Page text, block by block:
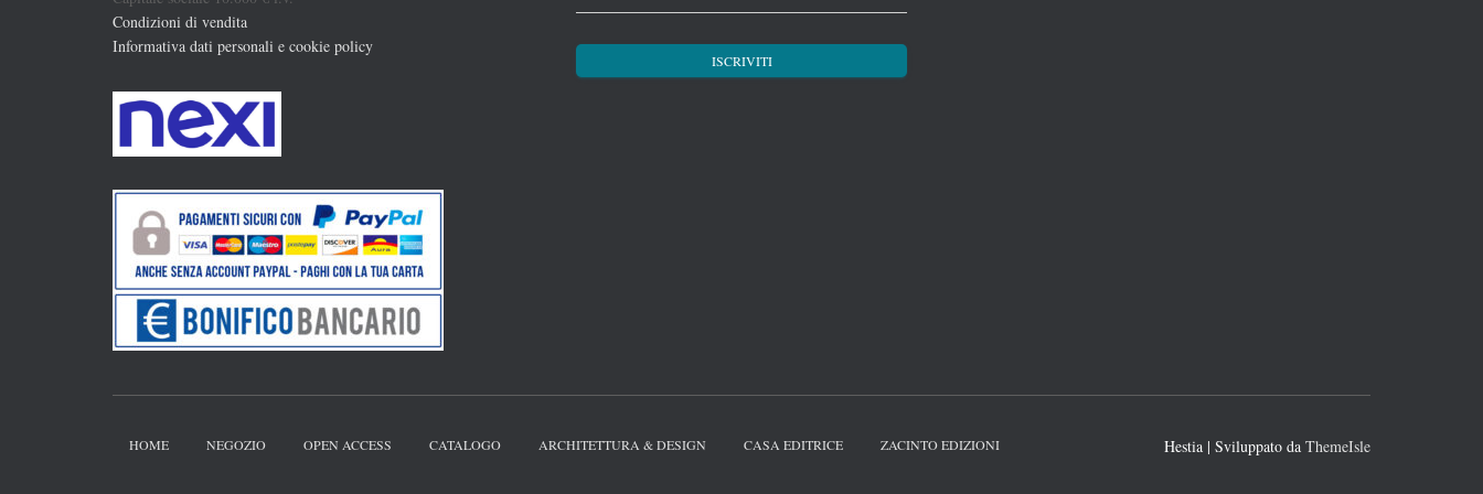
Condizioni di vendita
Informativa dati personali e cookie policy
HOME NEGOZIO OPEN ACCESS CATALOGO ARCHITETTURA & DESIGN CASA EDITRICE ZACINTO EDIZIONI Hestia | Sviluppato da ThemeIsle